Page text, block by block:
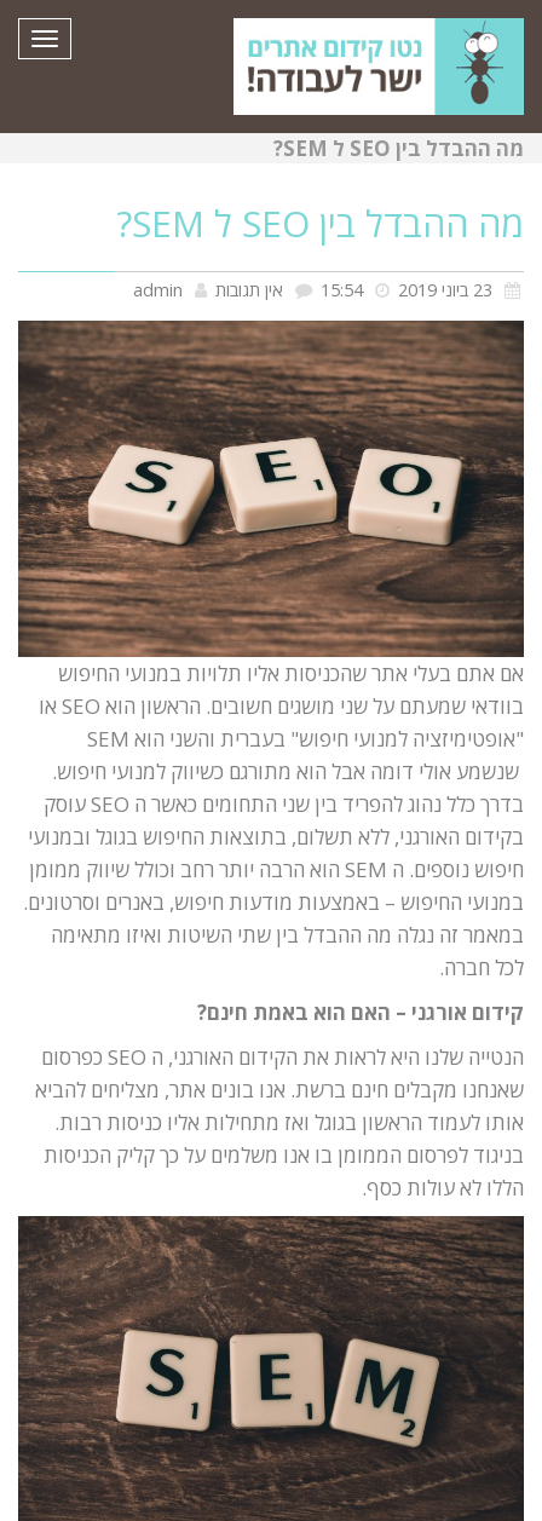
מה ההבדל בין SEO ל SEM?
מה ההבדל בין SEO ל SEM?
15:54 אין תגובות admin
אם אתם בעלי אתר שהכניסות אליו תלויות במנועי החיפוש
בוודאי שמעתם על שני מושגים חשובים. הראשון הוא SEO או
"אופטימיזציה למנועי חיפוש" בעברית והשני הוא SEM
שנשמע אולי דומה אבל הוא מתורגם כשיווק למנועי חיפוש.
בדרך כלל נהוג להפריד בין שני התחומים כאשר ה SEO עוסק
בקידום האורגני, ללא תשלום, בתוצאות החיפוש בגוגל ובמנועי
חיפוש נוספים. ה SEM הוא הרבה יותר רחב וכולל שיווק ממומן
במנועי החיפוש – באמצעות מודעות חיפוש, באנרים וסרטונים.
במאמר זה נגלה מה ההבדל בין שתי השיטות ואיזו מתאימה
לכל חברה.
קידום אורגני – האם הוא באמת חינם?
הנטייה שלנו היא לראות את הקידום האורגני, ה SEO כפרסום
שאנחנו מקבלים חינם ברשת. אנו בונים אתר, מצליחים להביא
אותו לעמוד הראשון בגוגל ואז מתחילות אליו כניסות רבות.
בניגוד לפרסום הממומן בו אנו משלמים על כך קליק הכניסות
הללו לא עולות כסף.